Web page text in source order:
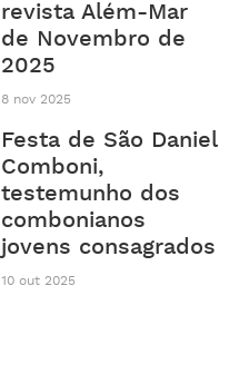
revista Além-Mar
de Novembro de
2025
8 nov 2025
Festa de São Daniel
Comboni,
testemunho dos
combonianos
jovens consagrados
10 out 2025